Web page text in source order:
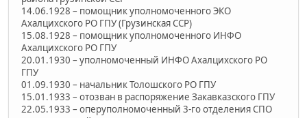
14.06.1928 – помощник уполномоченного ЭКО
Ахалцихского РО ГПУ (Грузинская ССР)
15.08.1928 – помощник уполномоченного ИНФО
Ахалцихского РО ГПУ
20.01.1930 – уполномоченный ИНФО Ахалцихского РО
ГПУ
01.09.1930 – начальник Толошского РО ГПУ
15.01.1933 – отозван в распоряжение Закавказского ГПУ
22.05.1933 – оперуполномоченный 3-го отделения СПО